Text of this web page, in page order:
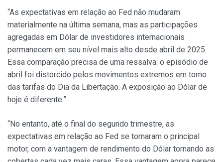
“As expectativas em relação ao Fed não mudaram
materialmente na última semana, mas as participações
agregadas em Dólar de investidores internacionais
permanecem em seu nível mais alto desde abril de 2025.
Essa comparação precisa de uma ressalva: o episódio de
abril foi distorcido pelos movimentos extremos em torno
das tarifas do Dia da Libertação. A exposição ao Dólar de
hoje é diferente.”
“No entanto, até o final do segundo trimestre, as
expectativas em relação ao Fed se tornaram o principal
motor, com a vantagem de rendimento do Dólar tornando as